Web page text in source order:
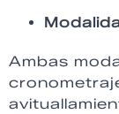
Ambas